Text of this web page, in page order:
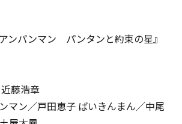
ンパンマン パンタンと約束の星』
藤浩章
マン／戸田恵子 ばいきんまん／中尾